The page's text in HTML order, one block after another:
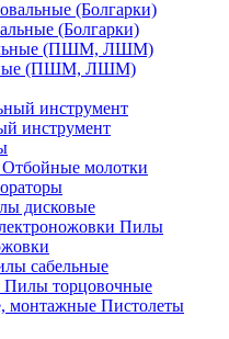
(Болгарки)
(ПШМ, ЛШМ)
инструмент
Отбойные молотки
дисковые
Пилы
сабельные
Пилы торцовочные
Пистолеты